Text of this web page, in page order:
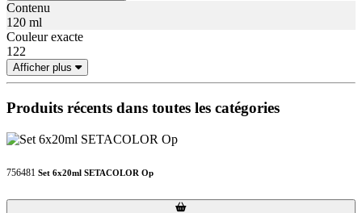
Contenu
120 ml
Couleur exacte
122
Afficher plus
Produits récents dans toutes les catégories
756481 Set 6x20ml SETACOLOR Op
Loading...
Loading...